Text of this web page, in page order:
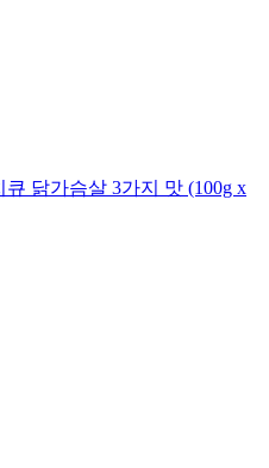
닭가슴살 3가지 맛 (100g x